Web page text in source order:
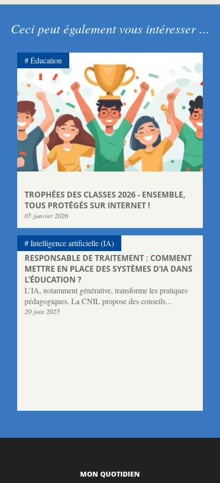
Ceci peut également vous intéresser ...
TROPHÉES DES CLASSES 2026 - ENSEMBLE,
TOUS PROTÉGÉS SUR INTERNET !
05 janvier 2026
Éducation
RESPONSABLE DE TRAITEMENT : COMMENT
METTRE EN PLACE DES SYSTÈMES D’IA DANS
L’ÉDUCATION ?
L’IA, notamment générative, transforme les pratiques
pédagogiques. La CNIL propose des conseils...
20 juin 2025
Intelligence artificielle (IA)
MON QUOTIDIEN